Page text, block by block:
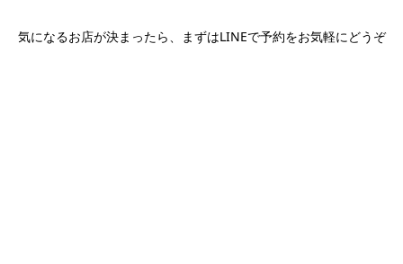
気になるお店が決まったら、まずはLINEで予約をお気軽にどうぞ